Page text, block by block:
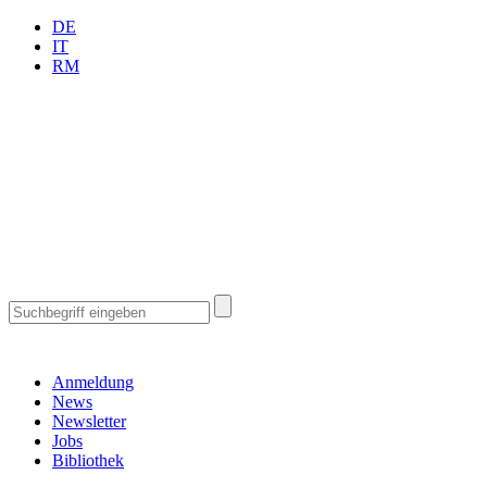
DE
IT
RM
Anmeldung
News
Newsletter
Jobs
Bibliothek